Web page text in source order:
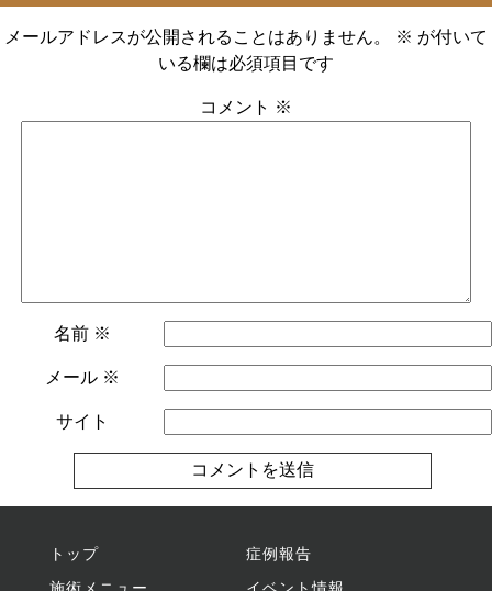
メールアドレスが公開されることはありません。 ※ が付いて
いる欄は必須項目です
コメント ※
名前 ※
メール ※
サイト
トップ
症例報告